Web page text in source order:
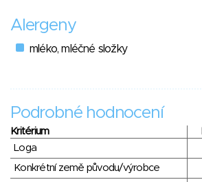
Alergeny
mléko, mléčné složky
Podrobné hodnocení
Kritérium
Loga
Konkrétní země původu/výrobce